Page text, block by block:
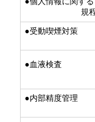
規程
●受動喫煙対策
●血液検査
●内部精度管理